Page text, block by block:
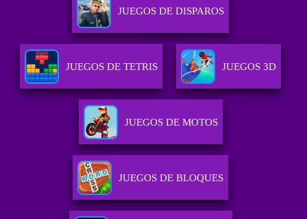
JUEGOS DE DISPAROS
JUEGOS DE TETRIS JUEGOS 3D
JUEGOS DE MOTOS
JUEGOS DE BLOQUES